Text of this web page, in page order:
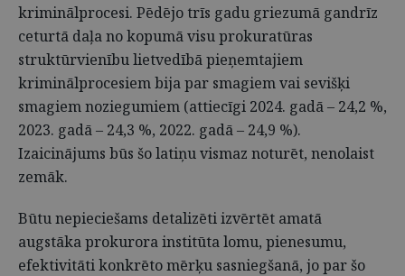
kriminālprocesi. Pēdējo trīs gadu griezumā gandrīz
ceturtā daļa no kopumā visu prokuratūras
struktūrvienību lietvedībā pieņemtajiem
kriminālprocesiem bija par smagiem vai sevišķi
smagiem noziegumiem (attiecīgi 2024. gadā – 24,2 %,
2023. gadā – 24,3 %, 2022. gadā – 24,9 %).
Izaicinājums būs šo latiņu vismaz noturēt, nenolaist
zemāk.
Būtu nepieciešams detalizēti izvērtēt amatā
augstāka prokurora institūta lomu, pienesumu,
efektivitāti konkrēto mērķu sasniegšanā, jo par šo